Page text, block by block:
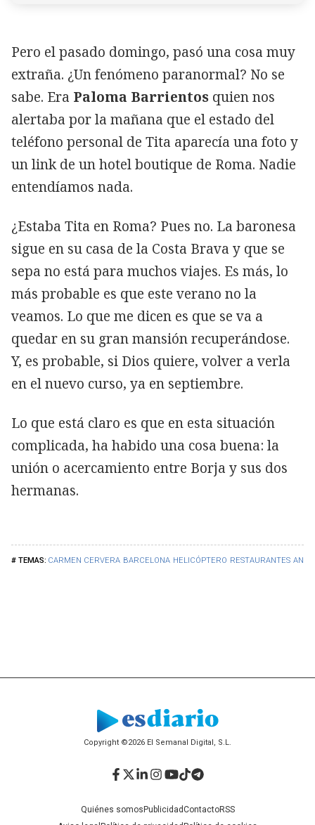
CARMEN CERVERA BARCELONA HELICÓPTERO RESTAURANTES
Pero el pasado domingo, pasó una cosa muy
extraña. ¿Un fenómeno paranormal? No se
sabe. Era Paloma Barrientos quien nos
alertaba por la mañana que el estado del
teléfono personal de Tita aparecía una foto y
un link de un hotel boutique de Roma. Nadie
entendíamos nada.
¿Estaba Tita en Roma? Pues no. La baronesa
sigue en su casa de la Costa Brava y que se
sepa no está para muchos viajes. Es más, lo
más probable es que este verano no la
veamos. Lo que me dicen es que se va a
quedar en su gran mansión recuperándose.
Y, es probable, si Dios quiere, volver a verla
en el nuevo curso, ya en septiembre.
Lo que está claro es que en esta situación
complicada, ha habido una cosa buena: la
unión o acercamiento entre Borja y sus dos
hermanas.
Copyright ©2026 El Semanal Digital, S.L.
Quiénes somos PublicidadContactoRSS
Facebook
Twitter
LinkedIn
Instagram
YouTube
TikTok
Telegram